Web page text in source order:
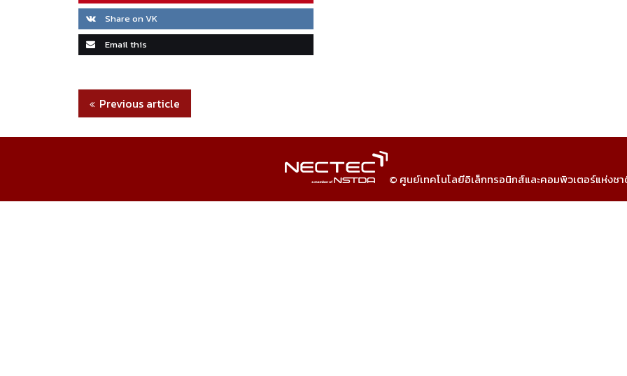
Share on VK
Email this
Previous article
© ศูนย์เทคโนโลยีอิเล็กทรอนิกส์และคอมพิวเตอร์แห่งชา